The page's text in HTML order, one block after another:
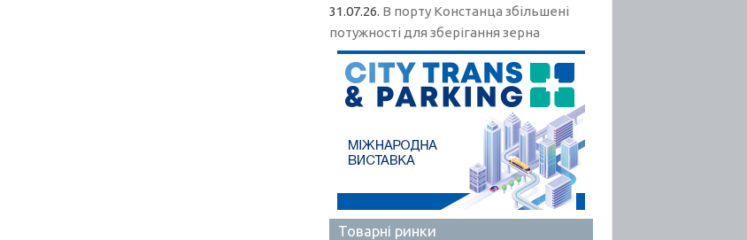
31.07.26. В порту Констанца збільшені
потужності для зберігання зерна
Товарні ринки